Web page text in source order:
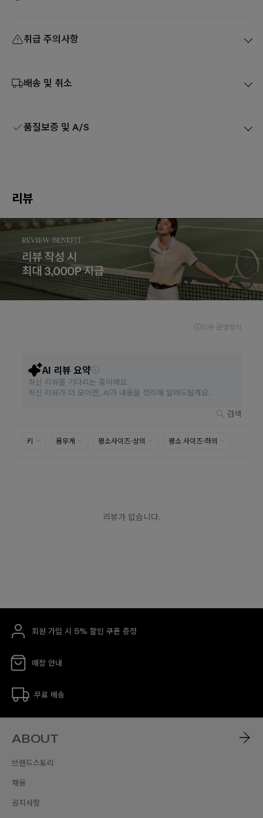
취급 주의사항
배송 및 취소
품질보증 및 A/S
리뷰
회원 가입 시 5% 할인 쿠폰 증정
매장 안내
무료 배송
ABOUT
브랜드스토리
채용
공지사항